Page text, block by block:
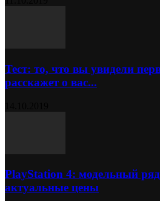
Тест: то, что вы увидели
расскажет о вас...
PlayStation 4: модельный
актуальные цены